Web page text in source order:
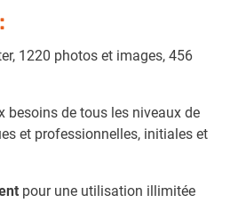
1220 photos et images, 456
besoins de tous les niveaux de
et professionnelles, initiales et
pour une utilisation illimitée